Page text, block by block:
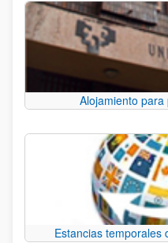
Alojamiento
Estancias temporales